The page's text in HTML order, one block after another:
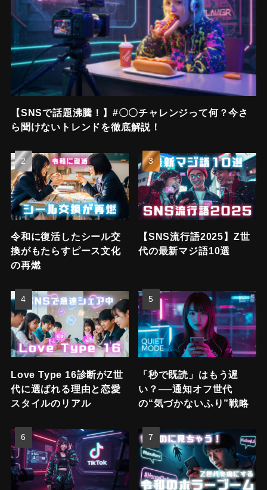
【SNSで話題沸騰！】#〇〇チャレンジって何？今さ
ら聞けないトレンドを徹底解説！
令和に復活したシール交
換がもたらすピース文化
の再燃
【SNS流行語2025】Z世
代の最新マジ語10選
Love Type 16診断がZ世
代に選ばれる理由と恋愛
スタイルのリアル
「秒で既読」はもう遅
い？──通知オフ世代
の“気づかないふり”戦略